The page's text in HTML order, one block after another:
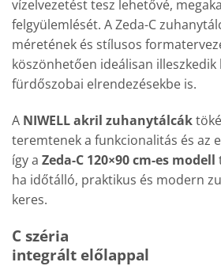
vízelvezetést tesz lehetővé,
felgyülemlését. A Zeda-C
méretének és stílusos
köszönhetően ideálisan
fürdőszobai elrendezésekbe is.
A NIWELL akril zuhanytálcák
teremtenek a funkcionalitás és az
így a Zeda-C 120×90 cm-es modell
ha időtálló, praktikus és modern
keres.
C széria
integrált előlappal